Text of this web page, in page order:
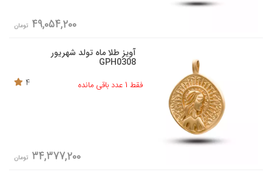
49,054,200 تومان
آویز طلا ماه تولد شهریور
GPH0308
فقط 1 عدد باقی مانده
4
34,377,200 تومان